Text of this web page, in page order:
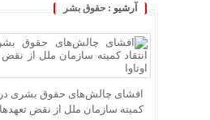
آرشیو : حقوق بشر
افشای چالش‌های حقوق بشری در
کمیته سازمان ملل از نقض تعهد‌ها